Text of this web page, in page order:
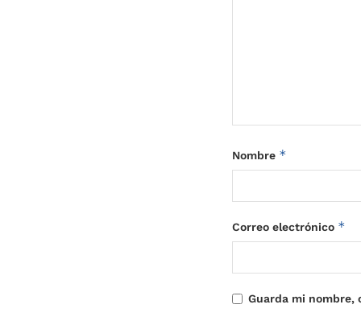
Nombre *
Correo electrónico *
Guarda mi nombre,